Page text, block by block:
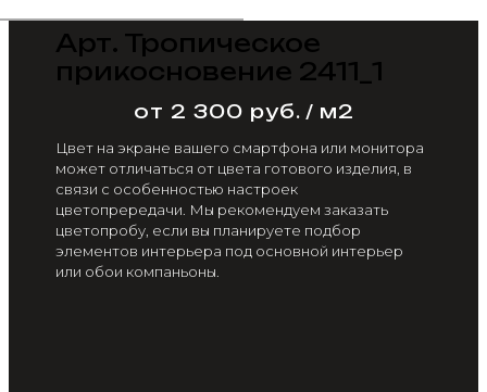
Арт. Тропическое
прикосновение 2411_1
от 2 300 руб. / м2
Цвет на экране вашего смартфона или монитора
может отличаться от цвета готового изделия, в
связи с особенностью настроек
цветопрередачи. Мы рекомендуем заказать
цветопробу, если вы планируете подбор
элементов интерьера под основной интерьер
или обои компаньоны.